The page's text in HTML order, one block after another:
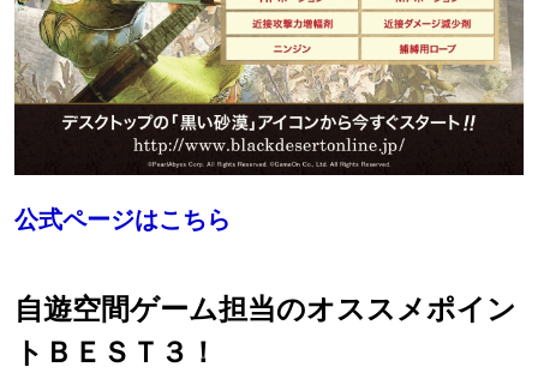
公式ページはこちら
自遊空間ゲーム担当のオススメポイン
トＢＥＳＴ３！